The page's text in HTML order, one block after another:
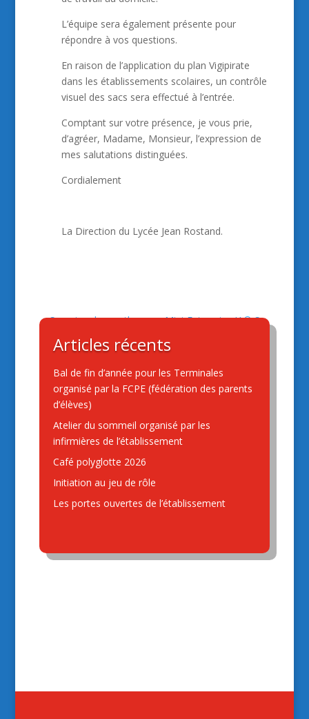
L’équipe sera également présente pour
répondre à vos questions.
En raison de l’application du plan Vigipirate
dans les établissements scolaires, un contrôle
visuel des sacs sera effectué à l’entrée.
Comptant sur votre présence, je vous prie,
d’agréer, Madame, Monsieur, l’expression de
mes salutations distinguées.
Cordialement
La Direction du Lycée Jean Rostand.
Semaine des maths
Mini-Entreprise IA® S
La soirée de Noël
Articles récents
Bal de fin d’année pour les Terminales
organisé par la FCPE (fédération des parents
d’élèves)
Atelier du sommeil organisé par les
infirmières de l’établissement
Café polyglotte 2026
Initiation au jeu de rôle
Les portes ouvertes de l’établissement